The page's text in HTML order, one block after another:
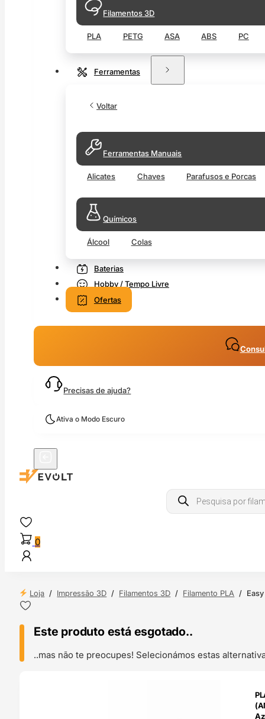
Filamentos 3D
PLA PETG ASA ABS PC
Ferramentas
Voltar
Ferramentas Manuais
Alicates Chaves Parafusos e Porcas
Químicos
Álcool Colas
Baterias
Hobby / Tempo Livre
Ofertas
Precisas de ajuda?
Ativa o Modo Escuro
Products
search
0
Loja / Impressão 3D / Filamentos 3D / Filamento PLA /
Este produto está esgotado..
..mas não te preocupes! Selecionámos estas